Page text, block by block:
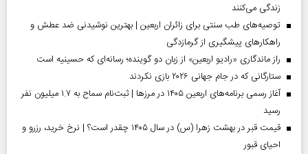
زندگی می‌کنند
توصیه‌های طب سنتی برای زائران اربعین | بهترین نوشیدنی ضد عطش و
راهکارهای پیشگیری از گرمازدگی
راز ماندگاری «رادیو اربعین» از زبان دو گوینده؛ رسانه‌ای که حسینیه است
ستارگانی که در جام جهانی ۲۰۲۶ بازی نکردند
آغاز رسمی برنامه‌های اربعین ۱۴۰۵ در مرز‌ها | ثبت‌نام سماح به ۱.۷ میلیون نفر
رسید
قیمت قبر در بهشت زهرا (س) در سال ۱۴۰۵ چقدر است؟ | نرخ خرید، رزرو و
احیای قبور